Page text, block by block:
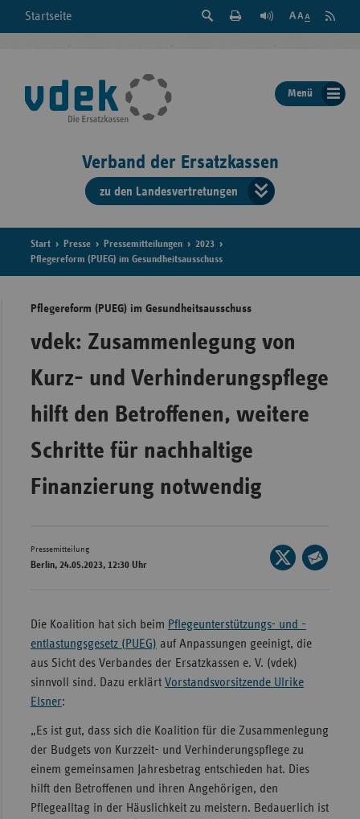
Startseite
Suche
der
Seite
Feed
Menü
Verband der Ersatzkassen
zu den Landesvertretungen
der
Start Presse Pressemitteilungen
2023
Pflegereform (PUEG) im Gesundheitsausschuss
Pflegereform (PUEG) im Gesundheitsausschuss
vdek: Zusammenlegung von
Kurz- und Verhinderungspflege
hilft den Betroffenen, weitere
Schritte für nachhaltige
Finanzierung notwendig
Pressemitteilung
Berlin, 24.05.2023, 12:30 Uhr
Seite
auf
Die Koalition hat sich beim Pflegeunterstützungs- und -
entlastungsgesetz (PUEG) auf Anpassungen geeinigt, die
aus Sicht des Verbandes der Ersatzkassen e. V. (vdek)
sinnvoll sind. Dazu erklärt Vorstandsvorsitzende Ulrike
Elsner:
„Es ist gut, dass sich die Koalition für die Zusammenlegung
der Budgets von Kurzzeit- und Verhinderungspflege zu
einem gemeinsamen Jahresbetrag entschieden hat. Dies
hilft den Betroffenen und ihren Angehörigen, den
Pflegealltag in der Häuslichkeit zu meistern. Bedauerlich ist